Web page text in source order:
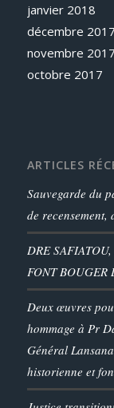
janvier 2018
décembre 2017
novembre 2017
octobre 2017
ARTICLES
Sauvegarde du
de
DRE
FONT BOUGER
Deux œuvres
hommage à Pr
Général
historienne et